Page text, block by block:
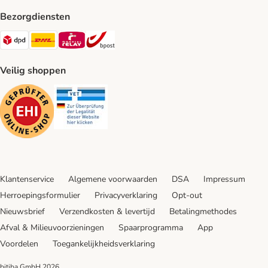
Bezorgdiensten
Dpd Shipping Method
DHL Shipping Method
Mondial Relay Shipping Method
Veilig shoppen
Security
Klantenservice Algemene voorwaarden DSA
Impressum
Herroepingsformulier
Privacyverklaring
Opt-out
Nieuwsbrief
Verzendkosten & levertijd
Betalingmethodes
Afval & Milieuvoorzieningen
Spaarprogramma
App
Voordelen
Toegankelijkheidsverklaring